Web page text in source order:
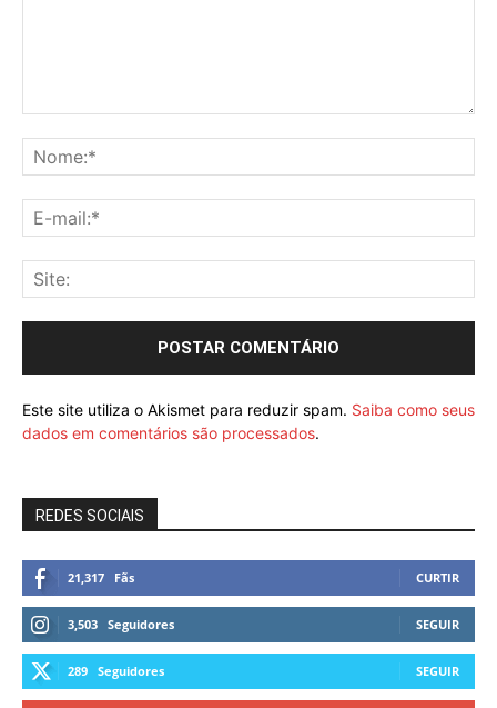
Este site utiliza o Akismet para reduzir spam. Saiba como seus
dados em comentários são processados.
REDES SOCIAIS
21,317 Fãs CURTIR
3,503 Seguidores SEGUIR
289 Seguidores SEGUIR